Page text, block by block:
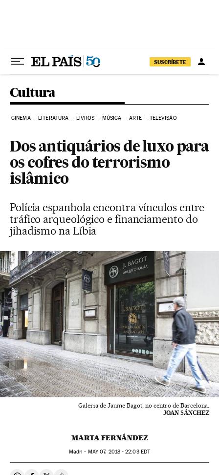
SUSCRÍBETE
Cultura
CINEMA LITERATURA LIVROS MÚSICA ARTE TELEVISÃO
Dos antiquários de luxo para
os cofres do terrorismo
islâmico
Polícia espanhola encontra vínculos entre
tráfico arqueológico e financiamento do
jihadismo na Líbia
Galeria de Jaume Bagot, no centro de Barcelona.
JOAN SÁNCHEZ
MARTA FERNÁNDEZ
Madri - MAY07, 2018 - 22:03EDT